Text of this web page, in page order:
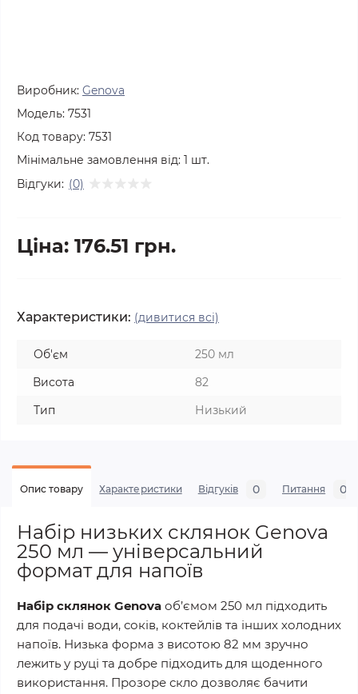
Виробник: Genova
Модель: 7531
Код товару: 7531
Мінімальне замовлення від: 1 шт.
Відгуки: (0)
Ціна: 176.51 грн.
Характеристики: (дивитися всі)
Об'єм
250 мл
Висота
82
Тип
Низький
Опис товару Характеристики Відгуків 0 Питання 0
Набір низьких склянок Genova
250 мл — універсальний
формат для напоїв
Набір склянок Genova об’ємом 250 мл підходить
для подачі води, соків, коктейлів та інших холодних
напоїв. Низька форма з висотою 82 мм зручно
лежить у руці та добре підходить для щоденного
використання. Прозоре скло дозволяє бачити